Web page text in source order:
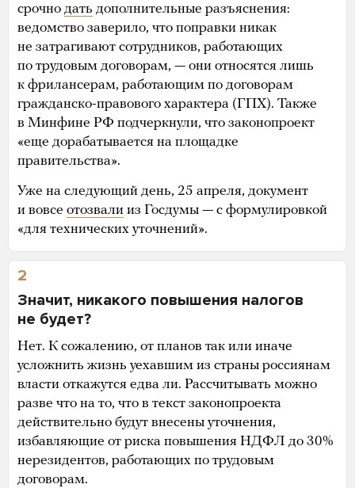
срочно дать дополнительные разъяснения:
ведомство заверило, что поправки никак
не затрагивают сотрудников, работающих
по трудовым договорам, — они относятся лишь
к фрилансерам, работающим по договорам
гражданско-правового характера (ГПХ). Также
в Минфине РФ подчеркнули, что законопроект
«еще дорабатывается на площадке
правительства».
Уже на следующий день, 25 апреля, документ
и вовсе отозвали из Госдумы — с формулировкой
«для технических уточнений».
2
Значит, никакого повышения налогов
не будет?
Нет. К сожалению, от планов так или иначе
усложнить жизнь уехавшим из страны россиянам
власти откажутся едва ли. Рассчитывать можно
разве что на то, что в текст законопроекта
действительно будут внесены уточнения,
избавляющие от риска повышения НДФЛ до 30%
нерезидентов, работающих по трудовым
договорам.